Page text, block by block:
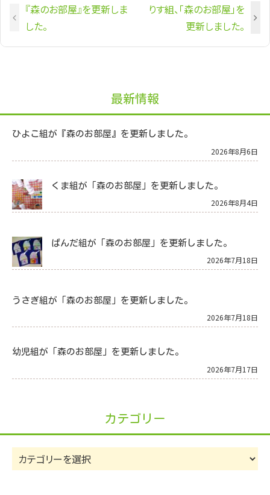
『森のお部屋』を更新しま
した。
りす組、「森のお部屋」を
更新しました。
最新情報
ひよこ組が『森のお部屋』を更新しました。
2026年8月6日
くま組が「森のお部屋」を更新しました。
2026年8月4日
ぱんだ組が「森のお部屋」を更新しました。
2026年7月18日
うさぎ組が「森のお部屋」を更新しました。
2026年7月18日
幼児組が「森のお部屋」を更新しました。
2026年7月17日
カテゴリー
カ
テ